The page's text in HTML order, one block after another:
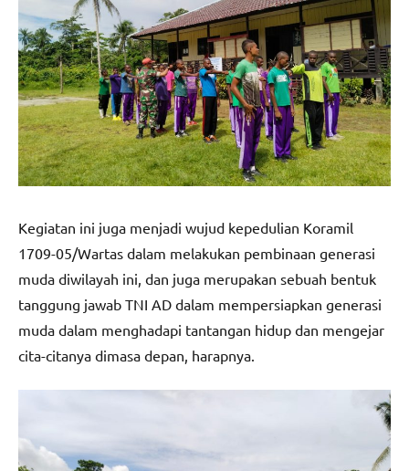
Kegiatan ini juga menjadi wujud kepedulian Koramil
1709-05/Wartas dalam melakukan pembinaan generasi
muda diwilayah ini, dan juga merupakan sebuah bentuk
tanggung jawab TNI AD dalam mempersiapkan generasi
muda dalam menghadapi tantangan hidup dan mengejar
cita-citanya dimasa depan, harapnya.